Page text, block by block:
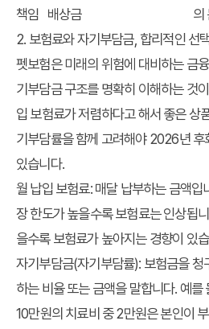
책임 배상금
의
2. 보험료와 자기부담금, 합리적인 선
펫보험은 미래의 위험에 대비하는 금
기부담금 구조를 명확히 이해하는 것
입 보험료가 저렴하다고 해서 좋은 상
기부담률을 함께 고려해야2026년 후
있습니다.
월 납입 보험료:매달 납부하는 금액입
장 한도가 높을수록 보험료는 인상됩
을수록 보험료가 높아지는 경향이 있
자기부담금(자기부담률): 보험금을 청
하는 비율 또는 금액을 말합니다. 예
10만원의 치료비 중 2만원은 본인이